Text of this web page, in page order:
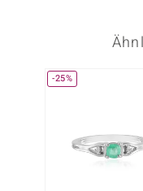
-25%